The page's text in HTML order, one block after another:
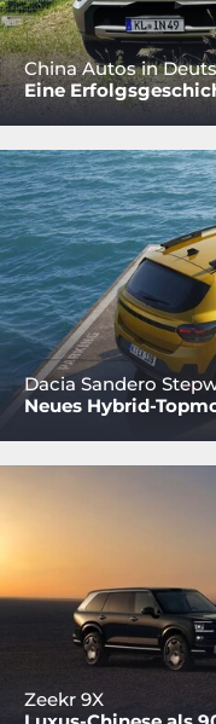
China Autos in
Eine
Dacia Sandero
Neues Hybrid-
Zeekr 9X